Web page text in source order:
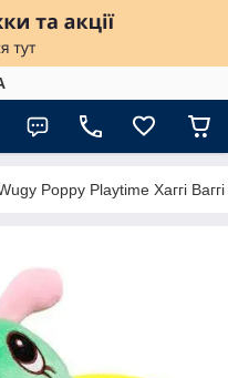
Poppy Playtime Хаггі Ваггі